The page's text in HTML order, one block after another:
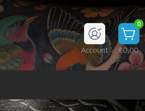
0
€0,00
Account